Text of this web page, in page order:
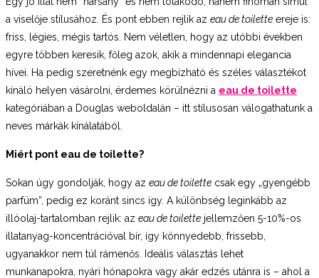
a viselője stílusához. És pont ebben rejlik az eau de toilette ereje is:
friss, légies, mégis tartós. Nem véletlen, hogy az utóbbi években
egyre többen keresik, főleg azok, akik a mindennapi elegancia
hívei. Ha pedig szeretnénk egy megbízható és széles választékot
kínáló helyen vásárolni, érdemes körülnézni a eau de toilette
kategóriában a Douglas weboldalán – itt stílusosan válogathatunk a
neves márkák kínálatából.
Miért pont eau de toilette?
Sokan úgy gondolják, hogy az eau de toilette csak egy „gyengébb
parfüm”, pedig ez koránt sincs így. A különbség leginkább az
illóolaj-tartalomban rejlik: az eau de toilette jellemzően 5-10%-os
illatanyag-koncentrációval bír, így könnyedebb, frissebb,
ugyanakkor nem túl rámenős. Ideális választás lehet
munkanapokra, nyári hónapokra vagy akár edzés utánra is – ahol a